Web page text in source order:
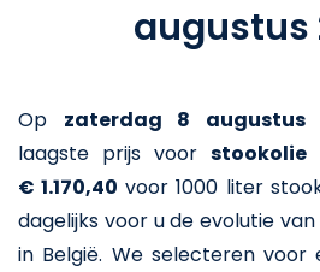
augustus
Op zaterdag 8 augustus
laagste prijs voor stookolie
€ 1.170,40 voor 1000 liter
dagelijks voor u de evolutie
in België. We selecteren